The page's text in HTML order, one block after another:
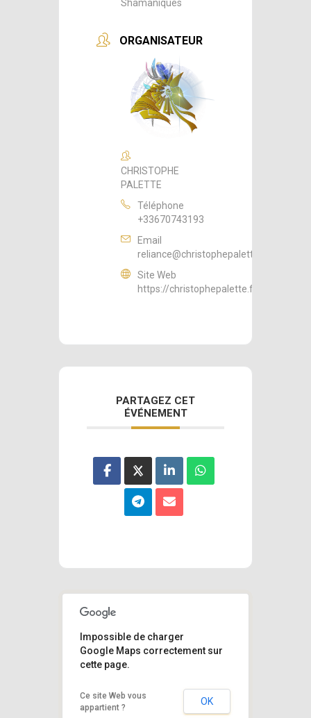
Shamaniques
ORGANISATEUR
CHRISTOPHE
PALETTE
Téléphone
+33670743193
Email
reliance@christophepalette.fr
Site Web
https://christophepalette.fr
PARTAGEZ CET
ÉVÉNEMENT
Impossible de charger
Google Maps correctement sur
cette page.
Ce site Web vous
appartient ?
OK